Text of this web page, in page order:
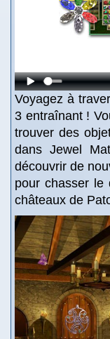
Voyagez à
3 entraînant !
trouver des
dans Jewel
découvrir de
pour chasser
châteaux de